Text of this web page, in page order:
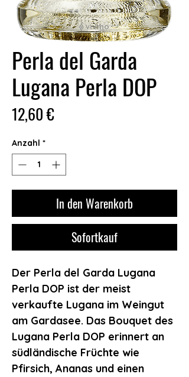
Perla del Garda
Lugana Perla DOP
12,60 €Preis
Anzahl *
In den Warenkorb
Sofortkauf
Der Perla del Garda Lugana
Perla DOP ist der meist
verkaufte Lugana im Weingut
am Gardasee. Das Bouquet des
Lugana Perla DOP erinnert an
südländische Früchte wie
Pfirsich, Ananas und einen